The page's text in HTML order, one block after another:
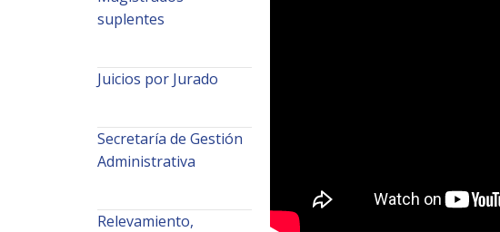
suplentes
Juicios por Jurado
Secretaría de Gestión
Administrativa
Relevamiento,